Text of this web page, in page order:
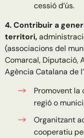
cessió d’ús.
4. Contribuir a
territori,
(associacions del
Comarcal, Diputació,
Agència Catalana de
Promovent la
regió o
Organitzant
cooperatiu